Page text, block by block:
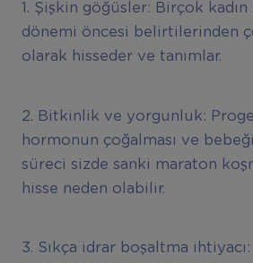
1. Şişkin göğüsler: Birçok
dönemi öncesi belirtilerinden
olarak hisseder ve tanımlar.
2. Bitkinlik ve yorgunluk:
hormonun çoğalması ve
süreci sizde sanki maraton
hisse neden olabilir.
3. Sıkça idrar boşaltma